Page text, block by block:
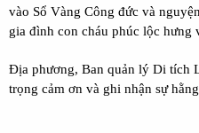
vào Sổ Vàng Công đức và
gia đình con cháu phúc lộc hưng
Địa phương, Ban quản lý Di tích
trọng cảm ơn và ghi nhận sự